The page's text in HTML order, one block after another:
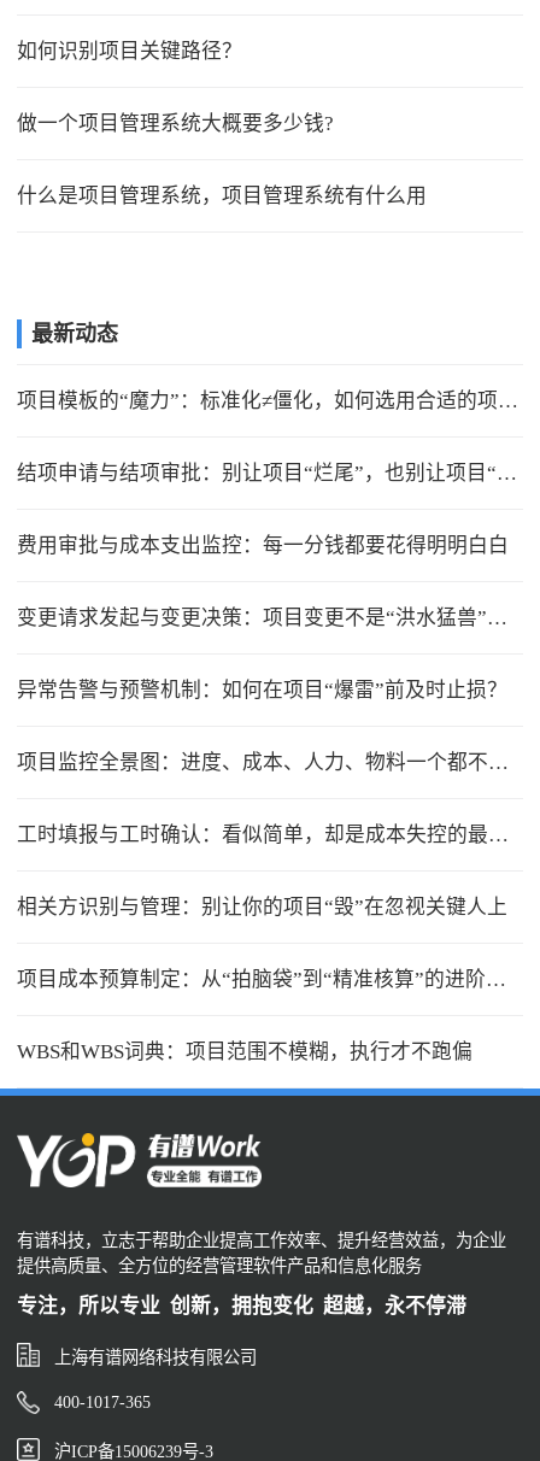
如何识别项目关键路径？
做一个项目管理系统大概要多少钱?
什么是项目管理系统，项目管理系统有什么用
最新动态
项目模板的“魔力”：标准化≠僵化，如何选用合适的项目模版？
结项申请与结项审批：别让项目“烂尾”，也别让项目“无限延期”
费用审批与成本支出监控：每一分钱都要花得明明白白
变更请求发起与变更决策：项目变更不是“洪水猛兽”，但要管住流程
异常告警与预警机制：如何在项目“爆雷”前及时止损？
项目监控全景图：进度、成本、人力、物料一个都不能少
工时填报与工时确认：看似简单，却是成本失控的最大漏洞
相关方识别与管理：别让你的项目“毁”在忽视关键人上
项目成本预算制定：从“拍脑袋”到“精准核算”的进阶之路
WBS和WBS词典：项目范围不模糊，执行才不跑偏
有谱科技，立志于帮助企业提高工作效率、提升经营效益，为企业
提供高质量、全方位的经营管理软件产品和信息化服务
专注，所以专业 创新，拥抱变化 超越，永不停滞
上海有谱网络科技有限公司
400-1017-365
沪ICP备15006239号-3